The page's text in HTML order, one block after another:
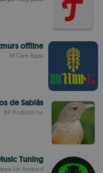
offline
M Care Apps
de Sabiás
BR Android Inc.
Tuning
for Android